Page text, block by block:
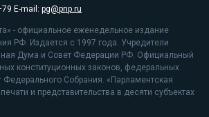
E-mail: pg@pnp.ru
- официальное еженедельное издание
РФ. Издается с 1997 года. Учредители
Дума и Совет Федерации РФ. Официальный
конституционных законов, федеральных
Федерального Собрания. «Парламентская
и представительства в десяти субъектах